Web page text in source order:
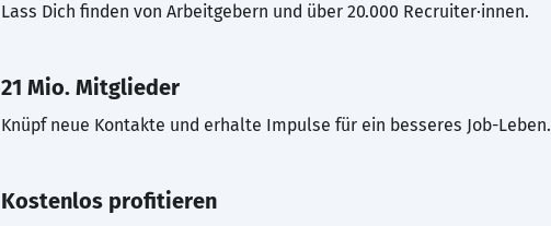
Lass Dich finden von Arbeitgebern und über 20.000 Recruiter·innen.
21 Mio. Mitglieder
Knüpf neue Kontakte und erhalte Impulse für ein besseres Job-Leben.
Kostenlos profitieren